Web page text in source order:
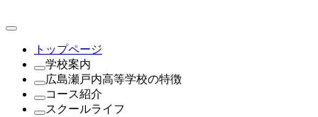
トップページ
学校案内
理事長・学園長・学校長あいさつ
教育方針・校訓
沿革
広島瀬戸内高等学校の特徴
これが瀬戸内の新常識
コース紹介
（1年次）
スクールライフ